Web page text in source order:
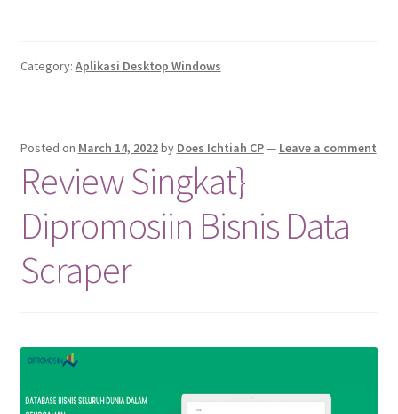
Category: Aplikasi Desktop Windows
Posted on March 14, 2022by Does Ichtiah CP— Leave a comment
Review Singkat}
Dipromosiin Bisnis Data
Scraper